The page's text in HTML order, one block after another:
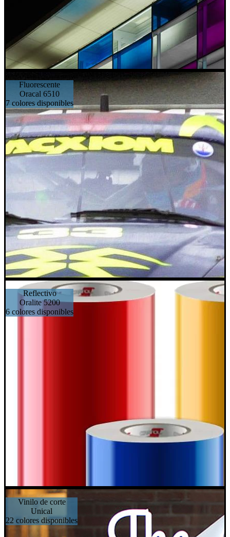
Fluorescente
Oracal 6510
7 colores disponibles
Reflectivo
Oralite 5200
6 colores disponibles
Vinilo de corte
Unical
22 colores disponibles